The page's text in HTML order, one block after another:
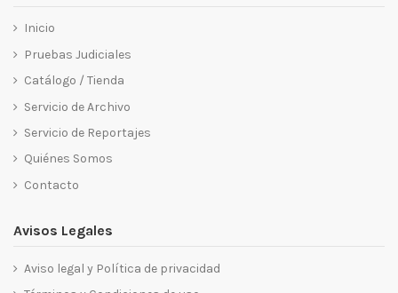
Inicio
Pruebas Judiciales
Catálogo / Tienda
Servicio de Archivo
Servicio de Reportajes
Quiénes Somos
Contacto
Avisos Legales
Aviso legal y Política de privacidad